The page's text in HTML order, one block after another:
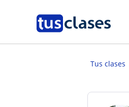
Tus clases